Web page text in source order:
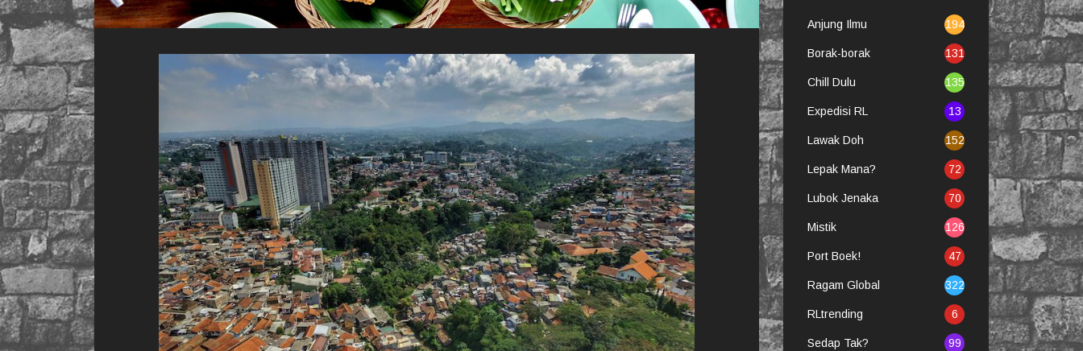
Anjung Ilmu 194
Borak-borak 131
Chill Dulu 135
Expedisi RL 13
Lawak Doh 152
Lepak Mana? 72
Lubok Jenaka 70
Mistik 126
Port Boek! 47
Ragam Global 322
RLtrending 6
Sedap Tak? 99